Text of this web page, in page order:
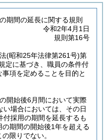
期間の延長に関する規則
令和2年4月1日
規則第16号
(昭和25年法律第261号)第
定に基づき、職員の条件付
項を定めることを目的と
開始後6月間において実際
場合においては、その日
採用の期間を延長するも
期間の開始後1年を超える
限りでない。